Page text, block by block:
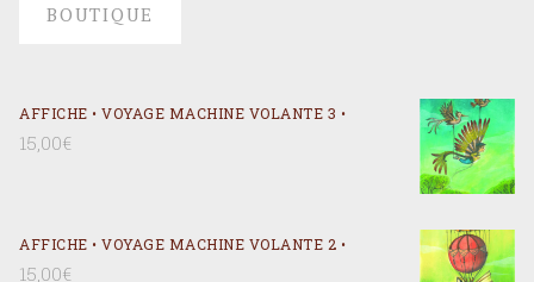
BOUTIQUE
AFFICHE • VOYAGE MACHINE VOLANTE 3 •
15,00€
AFFICHE • VOYAGE MACHINE VOLANTE 2 •
15,00€